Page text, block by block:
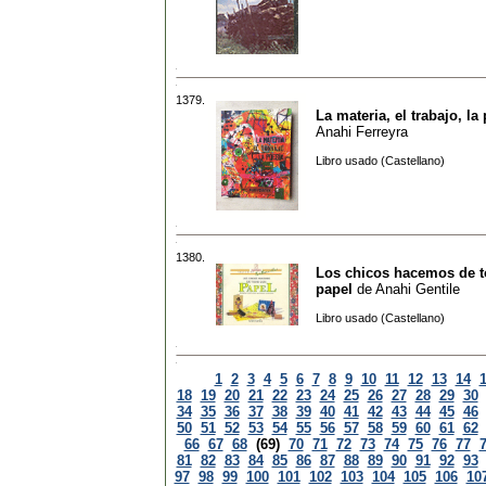
1379.
La materia, el trabajo, la
Anahi Ferreyra
Libro usado (Castellano)
1380.
Los chicos hacemos de
papel de Anahi Gentile
Libro usado (Castellano)
1 2 3 4 5 6 7 8 9 10 11 12 13 14
18 19 20 21 22 23 24 25 26 27 28 29 30
34 35 36 37 38 39 40 41 42 43 44 45 46
50 51 52 53 54 55 56 57 58 59 60 61 62
66 67 68 (69) 70 71 72 73 74 75 76 77
81 82 83 84 85 86 87 88 89 90 91 92 93
97 98 99 100 101 102 103 104 105 106